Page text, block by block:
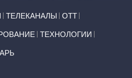
ТЕЛЕКАНАЛЫ ОТТ
ТЕХНОЛОГИИ